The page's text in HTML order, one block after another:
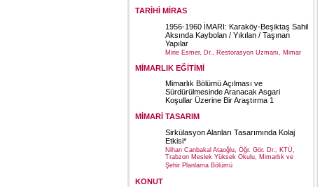
TARİHİ MİRAS
1956-1960 İMARI: Karaköy-Beşiktaş Sahil
Aksında Kaybolan / Yıkılan / Taşınan
Yapılar
Mine Esmer, Dr., Restorasyon Uzmanı, Mimar
MİMARLIK EĞİTİMİ
Mimarlık Bölümü Açılması ve
Sürdürülmesinde Aranacak Asgari
Koşullar Üzerine Bir Araştırma 1
MİMARİ TASARIM
Sirkülasyon Alanları Tasarımında Kolaj
Etkisi*
Nihan Canbakal Ataoğlu, Öğr. Gör. Dr., KTÜ,
Trabzon Meslek Yüksek Okulu, Mimarlık ve
Şehir Planlama Bölümü
KONUT